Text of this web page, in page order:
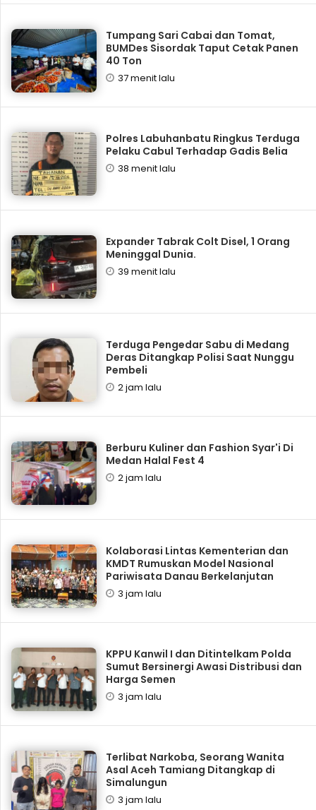
Tumpang Sari Cabai dan Tomat,
BUMDes Sisordak Taput Cetak Panen
40 Ton
37 menit lalu
Polres Labuhanbatu Ringkus Terduga
Pelaku Cabul Terhadap Gadis Belia
38 menit lalu
Expander Tabrak Colt Disel, 1 Orang
Meninggal Dunia.
39 menit lalu
Terduga Pengedar Sabu di Medang
Deras Ditangkap Polisi Saat Nunggu
Pembeli
2 jam lalu
‎Berburu Kuliner dan Fashion Syar'i Di
Medan Halal Fest 4
2 jam lalu
Kolaborasi Lintas Kementerian dan
KMDT Rumuskan Model Nasional
Pariwisata Danau Berkelanjutan
3 jam lalu
KPPU Kanwil I dan Ditintelkam Polda
Sumut Bersinergi Awasi Distribusi dan
Harga Semen
3 jam lalu
Terlibat Narkoba, Seorang Wanita
Asal Aceh Tamiang Ditangkap di
Simalungun
3 jam lalu